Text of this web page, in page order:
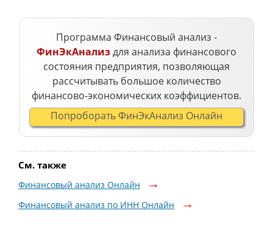
Программа Финансовый анализ -
ФинЭкАнализдля анализа финансового
состояния предприятия, позволяющая
рассчитывать большое количество
финансово-экономических коэффициентов.
Попроборать ФинЭкАнализ Онлайн
См. также
Финансовый анализ Онлайн
Финансовый анализ по ИНН Онлайн